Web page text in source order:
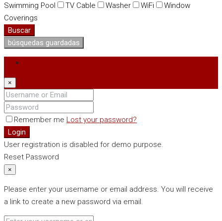
Swimming Pool
TV Cable Washer WiFi
Window
Coverings
Buscar
búsquedas guardadas
×
Remember me Lost your password?
Login
User registration is disabled for demo purpose.
Reset Password
×
Please enter your username or email address. You will receive
a link to create a new password via email.